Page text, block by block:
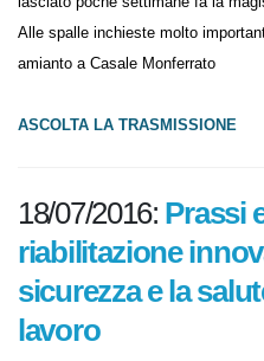
lasciato poche settimane fa la
Alle spalle inchieste molto
amianto a Casale Monferrato
ASCOLTA LA TRASMISSIONE
18/07/2016:
riabilitazione
sicurezza e la
di lavoro